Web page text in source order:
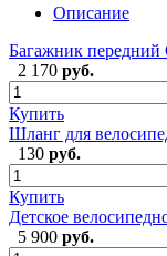
Описание
Багажник передний
2 170 руб.
Купить
Шланг для
130 руб.
Купить
Детское
5 900 руб.